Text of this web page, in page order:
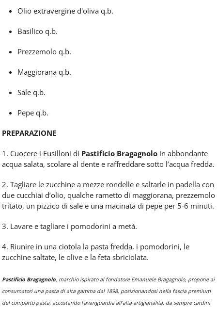
Olio extravergine d'oliva q.b.
Basilico q.b.
Prezzemolo q.b.
Maggiorana q.b.
Sale q.b.
Pepe q.b.
PREPARAZIONE
1. Cuocere i Fusilloni di Pastificio Bragagnolo in abbondante
acqua salata, scolare al dente e raffreddare sotto l’acqua fredda.
2. Tagliare le zucchine a mezze rondelle e saltarle in padella con
due cucchiai d’olio, qualche rametto di maggiorana, prezzemolo
tritato, un pizzico di sale e una macinata di pepe per 5-6 minuti.
3. Lavare e tagliare i pomodorini a metà.
4. Riunire in una ciotola la pasta fredda, i pomodorini, le
zucchine saltate, le olive e la feta sbriciolata.
Pastificio Bragagnolo, marchio ispirato al fondatore Emanuele Bragagnolo, propone ai
consumatori una pasta di alta gamma dal 1898, posizionandosi nella fascia premium
del comparto pasta, accostando l’avanguardia all’alta artigianalità, da sempre cardini